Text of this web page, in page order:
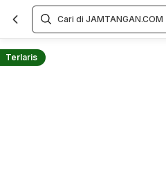
Terlaris
Overview